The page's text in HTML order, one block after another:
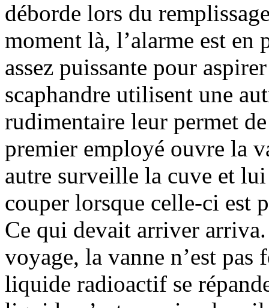
déborde lors du
moment là, l’alarme est en
assez puissante pour
scaphandre utilisent une
rudimentaire leur permet
premier employé ouvre la
autre surveille la cuve et
couper lorsque celle-ci est
Ce qui devait arriver
voyage, la vanne n’est pas
liquide radioactif se